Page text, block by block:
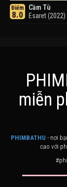
Điểm
8.0
Cầm Tù
Esaret (2022)
Khuyển Dạ
miễn
PHIMBATHU - nơi
cao với